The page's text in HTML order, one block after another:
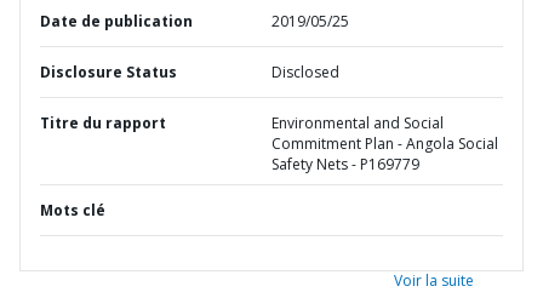
Date de publication 2019/05/25
Disclosure Status Disclosed
Titre du rapport
Environmental and Social
Commitment Plan - Angola Social
Safety Nets - P169779
Mots clé
Voir la suite